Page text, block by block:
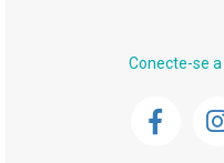
Conecte-se